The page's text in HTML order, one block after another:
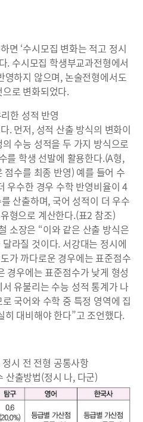
면 ‘수시모집 변화는 적고 정시
. 수시모집 학생부교과전형에서
하지 않으며, 논술전형에서도
로 변화되었다.
한 성적 반영
. 먼저, 성적 산출 방식의 변화이
수능 성적을 두 가지 방식으로
를 학생 선발에 활용한다.(A형,
수를 최종 반영) 예를 들어 수
우수한 경우 수학 반영비율이 4
산출하며, 국어 성적이 더 우수
형으로 계산한다.(표2 참조)
소장은 “이와 같은 산출 방식은
라질 것이다. 서강대는 정시에
가 까다로운 경우에는 표준점수
경우에는 표준점수가 낮게 형성
유불리는 수능 성적 통계가 나
국어와 수학 중 특정 영역에 집
대비해야 한다”고 조언했다.
시 전 전형 공통사항
산출방법(정시 나, 다군)